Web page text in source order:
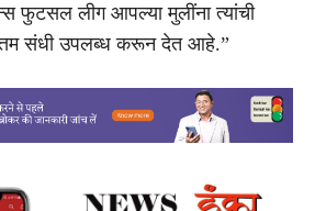
फुटसल लीग आपल्या मुलींना त्यांची
संधी उपलब्ध करून देत आहे.”